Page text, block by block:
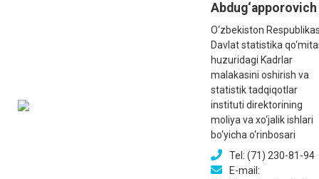
Abdug‘apporovich
O‘zbekiston
Davlat statistika
huzuridagi Kadrlar
malakasini oshirish va
statistik tadqiqotlar
instituti direktorining
moliya va xo‘jalik ishlari
bo‘yicha o‘rinbosari
Tel: (71) 230-81-94
E-mail: